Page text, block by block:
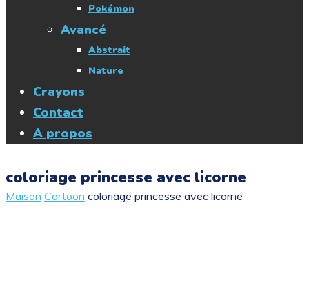
Pokémon
Avancé
Abstrait
Nature
Crayons
Contact
A propos
coloriage princesse avec licorne
Maison Cartoon coloriage princesse avec licorne